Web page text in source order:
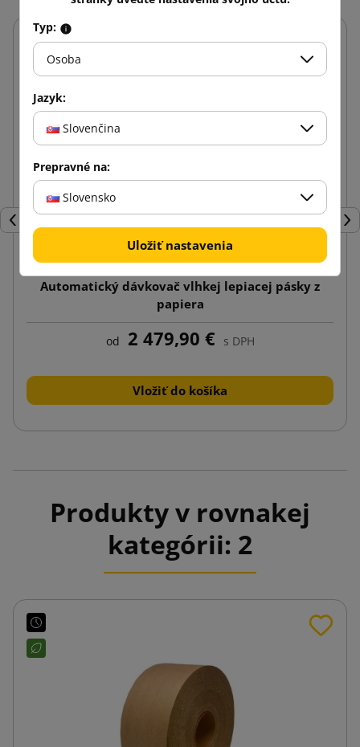
Späť
Automatický dávkovač vlhkej lepiacej pásky z
papiera
od 2 479,90 € s DPH
Vložiť do košíka
Produkty v rovnakej
kategórii: 2
Typ:
Osoba
Jazyk:
Slovenčina
Prepravné na:
Slovensko
Uložiť nastavenia